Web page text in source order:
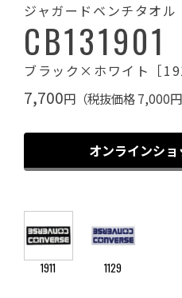
ジャガードベンチタオル
CB131901
ブラック×ホワイト［
7,700円（税抜価格 7,000円
オンラインシ
1911 1129